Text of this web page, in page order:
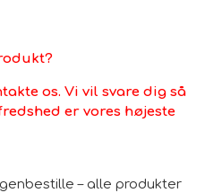
os. Vi vil svare dig så
er vores højeste
– alle produkter